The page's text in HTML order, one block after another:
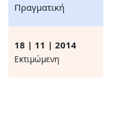
Πραγματική
18 | 11 | 2014
Eκτιμώμενη